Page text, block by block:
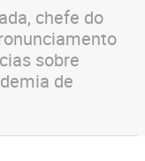
chefe do
sobre
de